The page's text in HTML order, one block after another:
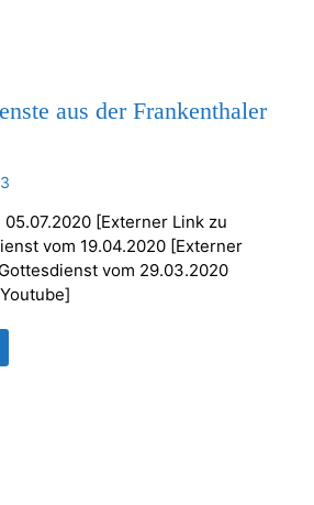
aus der Frankenthaler
[Externer Link zu
vom 19.04.2020 [Externer
vom 29.03.2020